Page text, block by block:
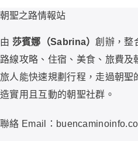
朝聖之路情報站
由 莎賓娜（Sabrina）創辦，整
路線攻略、住宿、美食、旅費及
旅人能快速規劃行程，走過朝聖
造實用且互動的朝聖社群。
聯絡 Email：